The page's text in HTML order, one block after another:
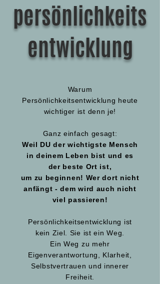
persönlichkeits
entwicklung
Warum
Persönlichkeitsentwicklung heute
wichtiger ist denn je!
Ganz einfach gesagt:
Weil DU der wichtigste Mensch
in deinem Leben bist und es
der beste Ort ist,
um zu beginnen! Wer dort nicht
anfängt - dem wird auch nicht
viel passieren!
Persönlichkeitsentwicklung ist
kein Ziel. Sie ist ein Weg.
Ein Weg zu mehr
Eigenverantwortung, Klarheit,
Selbstvertrauen und innerer
Freiheit.